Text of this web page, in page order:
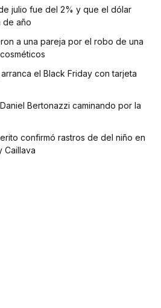
julio fue del 2% y que el dólar
de año
a una pareja por el robo de una
el Black Friday con tarjeta
Bertonazzi caminando por la
confirmó rastros de del niño en
Caillava